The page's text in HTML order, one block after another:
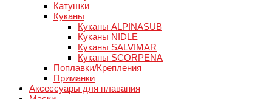
Катушки
Куканы
Куканы ALPINASUB
Куканы NIDLE
Куканы SALVIMAR
Куканы SCORPENA
Поплавки/Крепления
Приманки
Аксессуары для плавания